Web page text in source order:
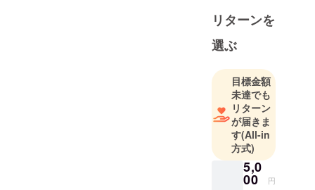
リターンを
選ぶ
目標金額
未達でも
リターン
が届きま
す(All-in
方式)
5,0
00 円